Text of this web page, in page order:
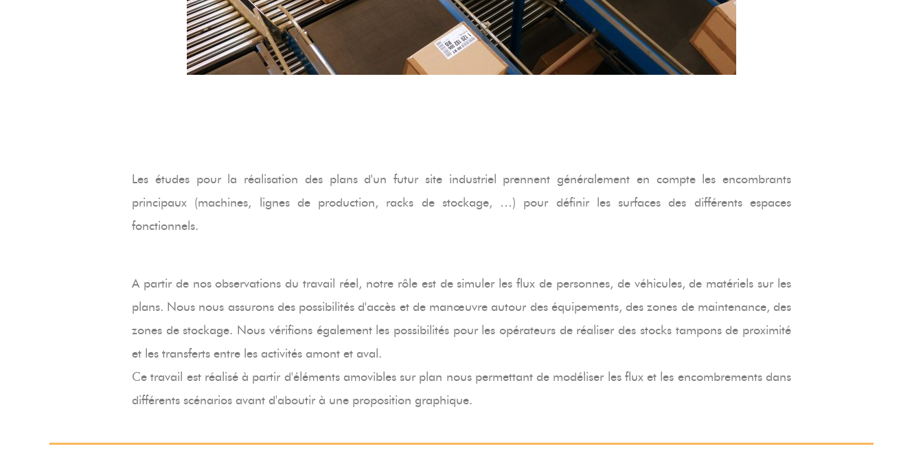
Les études pour la réalisation des plans d'un futur site industriel prennent généralement en compte les encombrants
principaux (machines, lignes de production, racks de stockage, …) pour définir les surfaces des différents espaces
fonctionnels.
A partir de nos observations du travail réel, notre rôle est de simuler les flux de personnes, de véhicules, de matériels sur les
plans. Nous nous assurons des possibilités d'accès et de manœuvre autour des équipements, des zones de maintenance, des
zones de stockage. Nous vérifions également les possibilités pour les opérateurs de réaliser des stocks tampons de proximité
et les transferts entre les activités amont et aval.
Ce travail est réalisé à partir d'éléments amovibles sur plan nous permettant de modéliser les flux et les encombrements dans
différents scénarios avant d'aboutir à une proposition graphique.